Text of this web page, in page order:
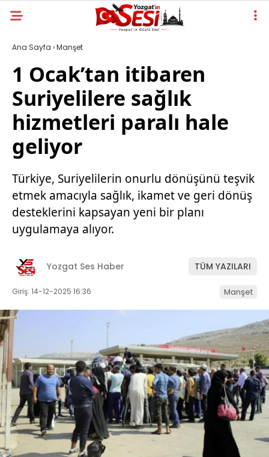
Ana Sayfa ›Manşet
1 Ocak’tan itibaren
Suriyelilere sağlık
hizmetleri paralı hale
geliyor
Türkiye, Suriyelilerin onurlu dönüşünü teşvik
etmek amacıyla sağlık, ikamet ve geri dönüş
desteklerini kapsayan yeni bir planı
uygulamaya alıyor.
Yozgat Ses Haber TÜM YAZILARI
Giriş: 14-12-2025 16:36 Manşet